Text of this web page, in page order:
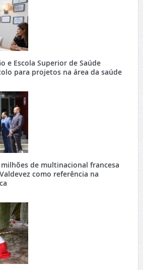
e Escola Superior de Saúde
para projetos na área da saúde
de multinacional francesa
como referência na